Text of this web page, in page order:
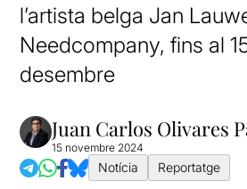
l’artista belga Jan
Needcompany, fins al
desembre
Juan Carlos Olivares
15 novembre 2024
Notícia Reportatge